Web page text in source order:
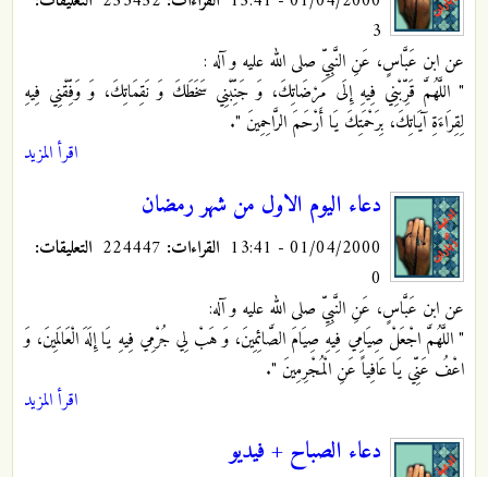
3
عن ابن عَبَّاسٍ، عَنِ النَّبِيِّ صلى الله عليه و آله :
" اللَّهُمَّ قَرِّبْنِي فِيهِ إِلَى مَرْضَاتِكَ، وَ جَنِّبْنِي سَخَطَكَ وَ نَقِمَاتِكَ، وَ وَفِّقْنِي فِيهِ
لِقِرَاءَةِ آيَاتِكَ، بِرَحْمَتِكَ يَا أَرْحَمَ الرَّاحِمِينَ ".
اقرأ المزيد
دعاء اليوم الاول من شهر رمضان
01/04/2000 - 13:41 القراءات:
التعليقات:
0
عن ابن عَبَّاسٍ، عَنِ النَّبِيِّ صلى الله عليه و آله:
" اللَّهُمَّ اجْعَلْ صِيَامِي فِيهِ صِيَامَ الصَّائِمِينَ، وَ هَبْ لِي جُرْمِي فِيهِ يَا إِلَهَ الْعَالَمِينَ، وَ
اعْفُ عَنِّي يَا عَافِياً عَنِ الْمُجْرِمِينَ ".
اقرأ المزيد
دعاء الصباح + فيديو